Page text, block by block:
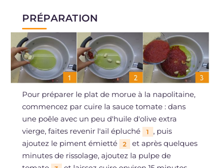
PRÉPARATION
Pour préparer le plat de morue à la napolitaine,
commencez par cuire la sauce tomate : dans
une poêle avec un peu d'huile d'olive extra
vierge, faites revenir l'ail épluché
1
, puis
ajoutez le piment émietté
2
et après quelques
minutes de rissolage, ajoutez la pulpe de